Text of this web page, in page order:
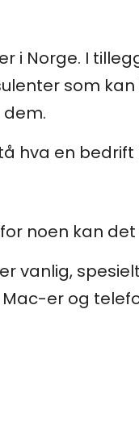
i Norge. I
som
hva en
noen kan
vanlig,
er og